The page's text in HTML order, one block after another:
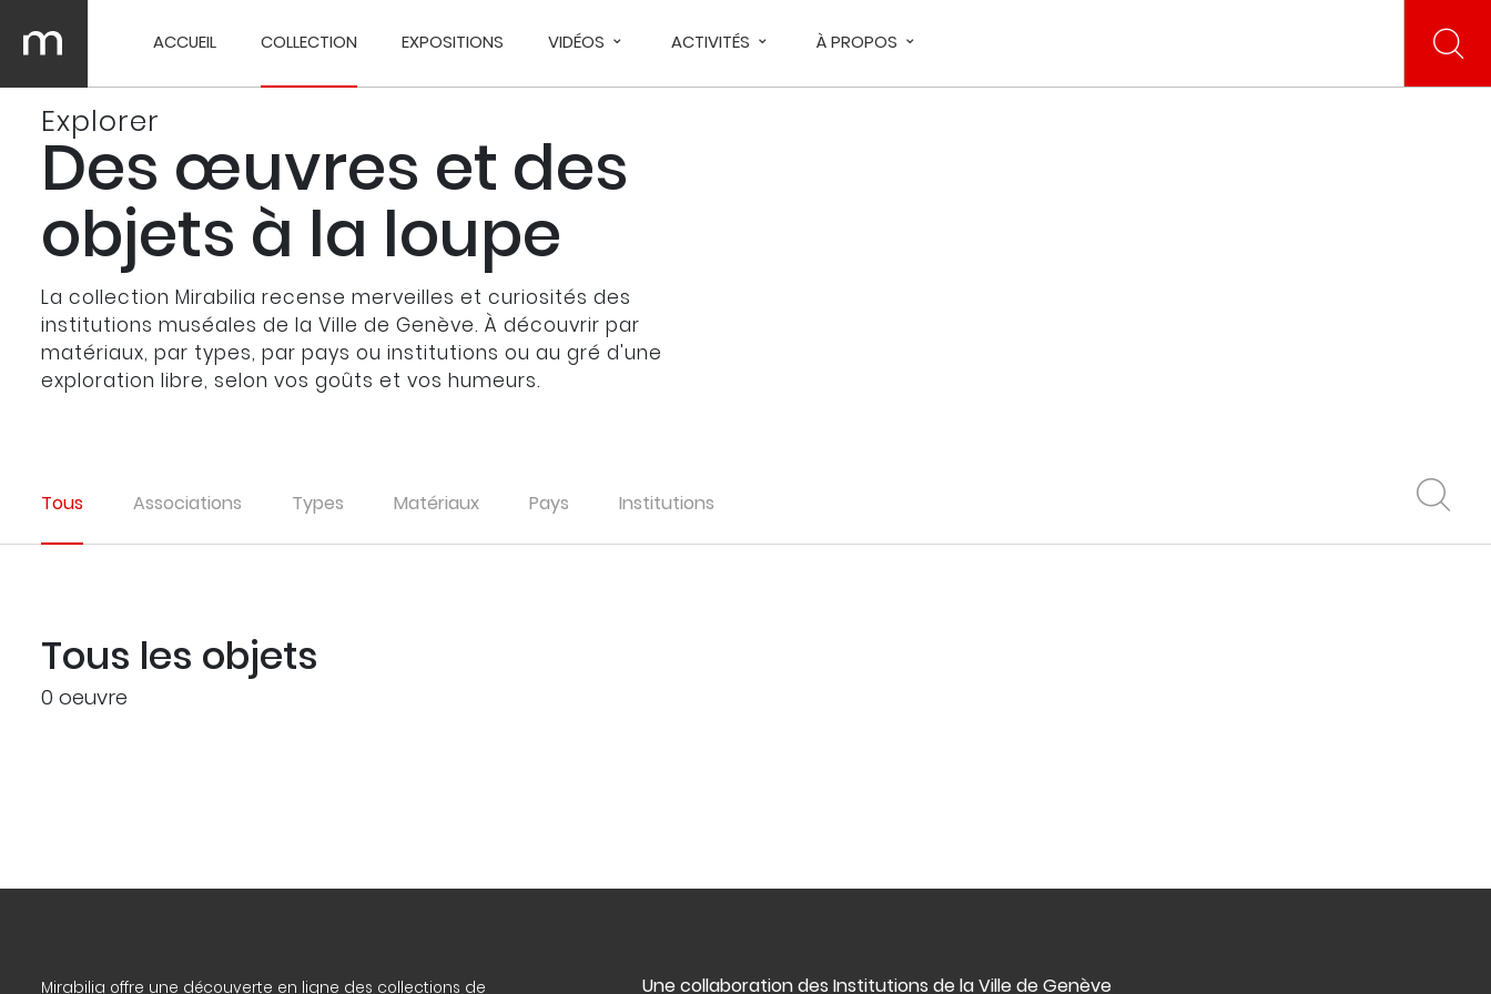
ACCUEIL COLLECTION EXPOSITIONS VIDÉOS ACTIVITÉS À PROPOS
Explorer
Des œuvres et des
objets à la loupe
La collection Mirabilia recense merveilles et curiosités des
institutions muséales de la Ville de Genève. À découvrir par
matériaux, par types, par pays ou institutions ou au gré d'une
exploration libre, selon vos goûts et vos humeurs.
Tous Associations Types Matériaux Pays Institutions
Tous les objets
0 oeuvre
Mirabilia offre une découverte en ligne des collections de Une collaboration des Institutions de la Ville de Genève